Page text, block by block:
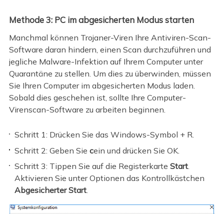
Methode 3: PC im abgesicherten Modus starten
Manchmal können Trojaner-Viren Ihre Antiviren-Scan-
Software daran hindern, einen Scan durchzuführen und
jegliche Malware-Infektion auf Ihrem Computer unter
Quarantäne zu stellen. Um dies zu überwinden, müssen
Sie Ihren Computer im abgesicherten Modus laden.
Sobald dies geschehen ist, sollte Ihre Computer-
Virenscan-Software zu arbeiten beginnen.
Schritt 1: Drücken Sie das Windows-Symbol + R.
Schritt 2: Geben Siecein und drücken Sie OK.
Schritt 3: Tippen Sie auf die RegisterkarteStart.
Aktivieren Sie unter Optionen das Kontrollkästchen
Abgesicherter Start.